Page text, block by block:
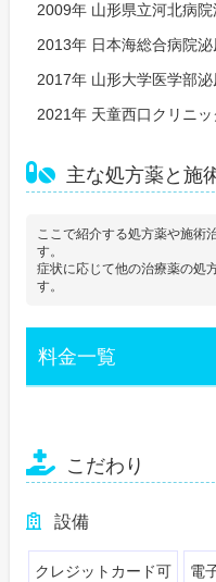
2009年 山形県立河北病
2013年 日本海総合病院
2017年 山形大学医学部
2021年 天童西口クリニ
主な処方薬と施
ここで紹介する処方薬や施術
す。
症状に応じて他の治療薬の処
す。
料金一覧
こだわり
設備
クレジットカード可 電